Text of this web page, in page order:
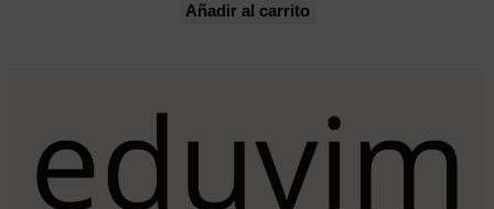
Añadir al carrito